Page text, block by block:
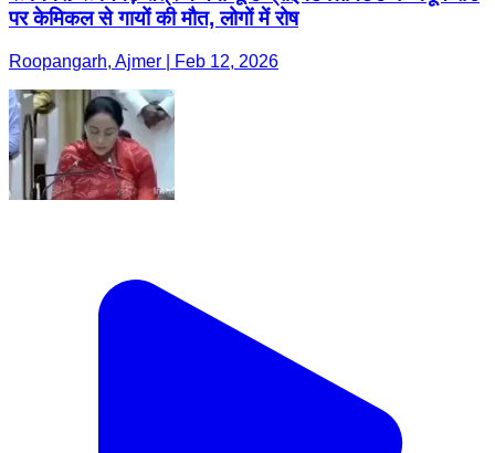
पर केमिकल से गायों की मौत, लोगों में रोष
Roopangarh, Ajmer | Feb 12, 2026